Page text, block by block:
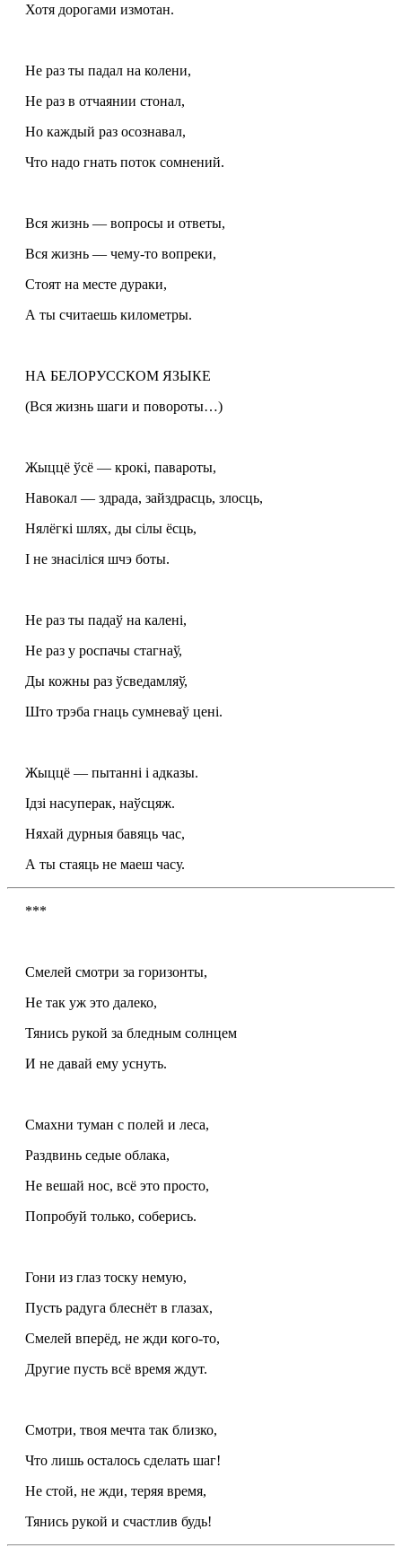
Хотя дорогами измотан.
Не раз ты падал на колени,
Не раз в отчаянии стонал,
Но каждый раз осознавал,
Что надо гнать поток сомнений.
Вся жизнь — вопросы и ответы,
Вся жизнь — чему-то вопреки,
Стоят на месте дураки,
А ты считаешь километры.
НА БЕЛОРУССКОМ ЯЗЫКЕ
(Вся жизнь шаги и повороты…)
Жыццё ўсё — крокі, павароты,
Навокал — здрада, зайздрасць, злосць,
Нялёгкі шлях, ды сілы ёсць,
І не знасіліся шчэ боты.
Не раз ты падаў на калені,
Не раз у роспачы стагнаў,
Ды кожны раз ўсведамляў,
Што трэба гнаць сумневаў цені.
Жыццё — пытанні і адказы.
Ідзі насуперак, наўсцяж.
Няхай дурныя бавяць час,
А ты стаяць не маеш часу.
***
Смелей смотри за горизонты,
Не так уж это далеко,
Тянись рукой за бледным солнцем
И не давай ему уснуть.
Смахни туман с полей и леса,
Раздвинь седые облака,
Не вешай нос, всё это просто,
Попробуй только, соберись.
Гони из глаз тоску немую,
Пусть радуга блеснёт в глазах,
Смелей вперёд, не жди кого-то,
Другие пусть всё время ждут.
Смотри, твоя мечта так близко,
Что лишь осталось сделать шаг!
Не стой, не жди, теряя время,
Тянись рукой и счастлив будь!